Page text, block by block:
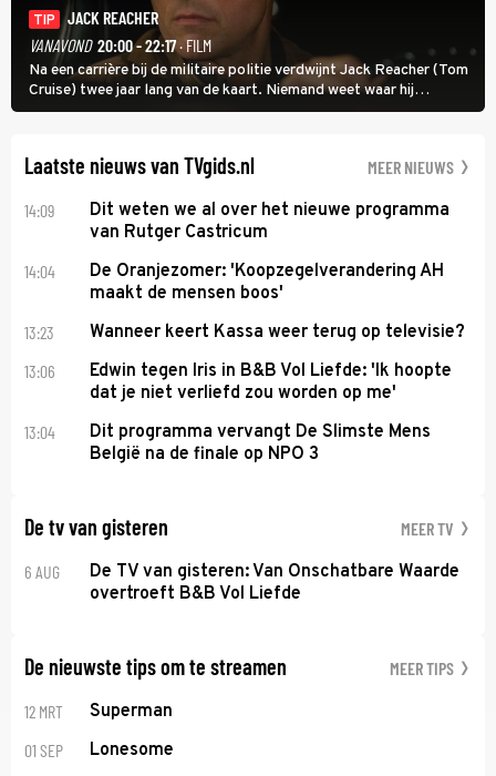
TIP
JACK REACHER
VANAVOND 20:00 - 22:17· FILM
Na een carrière bij de militaire politie verdwijnt Jack Reacher (Tom
Cruise) twee jaar lang van de kaart. Niemand weet waar hij
uithangt, totdat moordverdachte James Barr naar hem vraagt.
Laatste nieuws van TVgids.nl MEER NIEUWS
14:09
Dit weten we al over het nieuwe programma
van Rutger Castricum
14:04
De Oranjezomer: 'Koopzegelverandering AH
maakt de mensen boos'
13:23 Wanneer keert Kassa weer terug op televisie?
13:06
Edwin tegen Iris in B&B Vol Liefde: 'Ik hoopte
dat je niet verliefd zou worden op me'
13:04
Dit programma vervangt De Slimste Mens
België na de finale op NPO 3
De tv van gisteren MEER TV
6 AUG
De TV van gisteren: Van Onschatbare Waarde
overtroeft B&B Vol Liefde
De nieuwste tips om te streamen MEER TIPS
12 MRT Superman
01 SEP Lonesome